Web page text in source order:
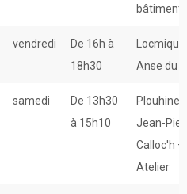
bâtiment)
vendredi
De 16h à
18h30
Anse du
samedi
De 13h30
à 15h10
Jean-
Calloc'h –
Atelier